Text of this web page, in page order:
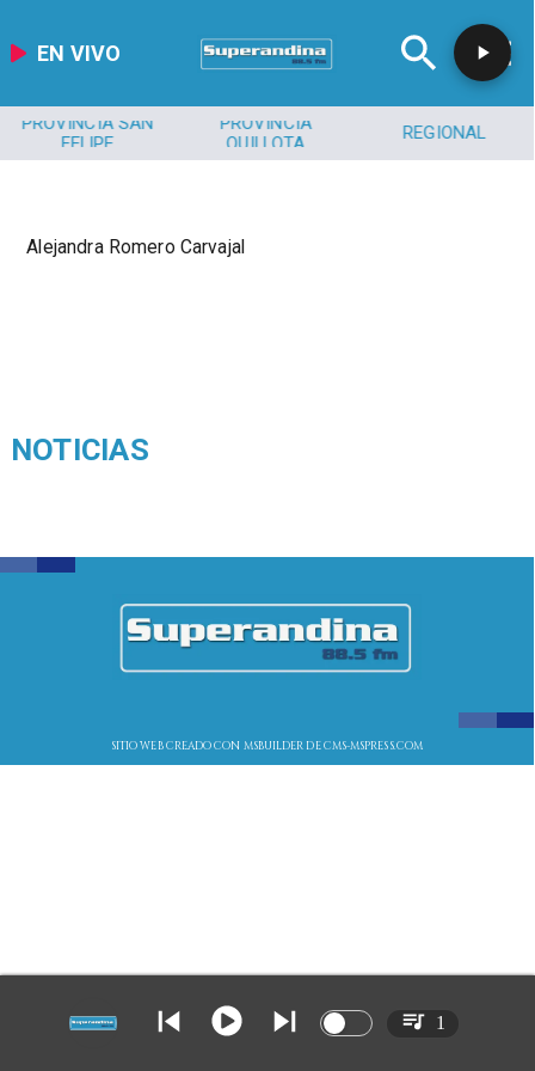
EN VIVO
PROVINCIA SAN
FELIPE
PROVINCIA
QUILLOTA
REGIONAL
Alejandra Romero Carvajal
NOTICIAS
SITIO WEB CREADO CON MSBUILDER DE CMS-MSPRESS.COM
1